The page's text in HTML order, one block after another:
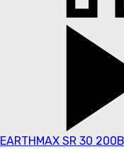
EARTHMAX SR 30